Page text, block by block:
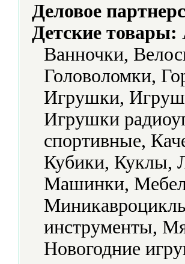
Деловое
Детские товары:
Ванночки,
Головоломки,
Игрушки,
Игрушки
спортивные,
Кубики, Куклы,
Машинки,
инструменты,
Новогодние